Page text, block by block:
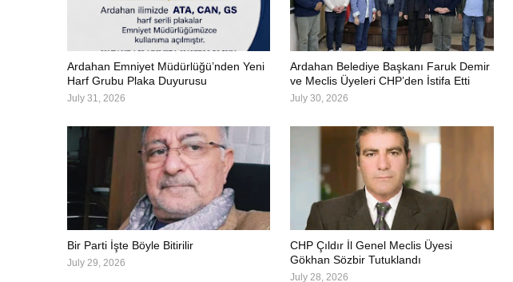
Ardahan Emniyet Müdürlüğü’nden Yeni
Harf Grubu Plaka Duyurusu
July 31, 2026
Ardahan Belediye Başkanı Faruk Demir
ve Meclis Üyeleri CHP’den İstifa Etti
July 30, 2026
Bir Parti İşte Böyle Bitirilir
July 29, 2026
CHP Çıldır İl Genel Meclis Üyesi
Gökhan Sözbir Tutuklandı
July 28, 2026